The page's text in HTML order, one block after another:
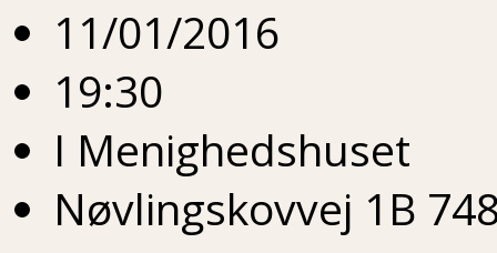
11/01/2016
19:30
I Menighedshuset
Nøvlingskovvej 1B